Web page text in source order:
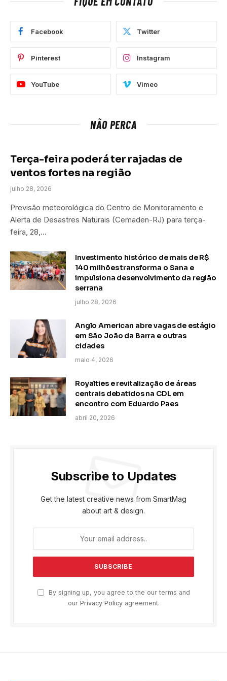
Facebook Twitter
Pinterest Instagram
YouTube Vimeo
NÃO PERCA
Terça-feira poderá ter rajadas de
ventos fortes na região
julho 28, 2026
Previsão meteorológica do Centro de Monitoramento e
Alerta de Desastres Naturais (Cemaden-RJ) para terça-
feira, 28,…
Investimento histórico de mais de R$
140 milhões transforma o Sana e
impulsiona desenvolvimento da região
serrana
julho 28, 2026
Anglo American abre vagas de estágio
em São João da Barra e outras
cidades
maio 4, 2026
Royalties e revitalização de áreas
centrais debatidos na CDL em
encontro com Eduardo Paes
abril 20, 2026
Subscribe to Updates
Get the latest creative news from SmartMag
about art & design.
By signing up, you agree to the our terms and
our Privacy Policyagreement.